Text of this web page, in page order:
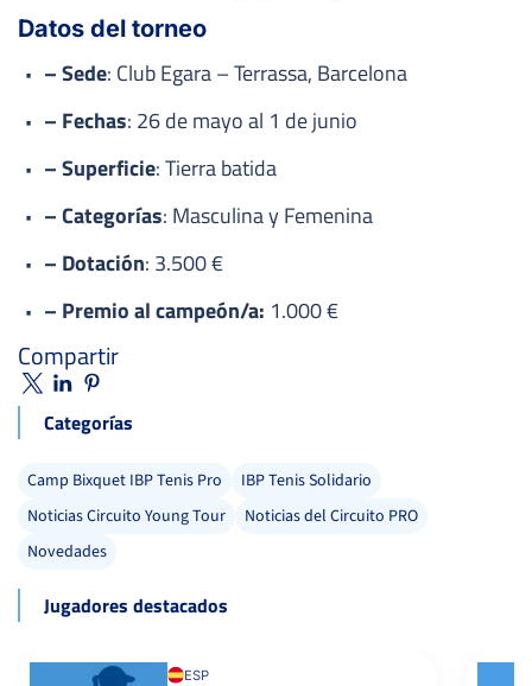
Datos del torneo
– Sede: Club Egara – Terrassa, Barcelona
– Fechas: 26 de mayo al 1 de junio
– Superficie: Tierra batida
– Categorías: Masculina y Femenina
– Dotación: 3.500 €
– Premio al campeón/a: 1.000 €
Compartir
Categorías
Camp Bixquet IBP Tenis Pro
IBP Tenis Solidario
Noticias Circuito Young Tour
Noticias del Circuito PRO
Novedades
Jugadores destacados
ESP